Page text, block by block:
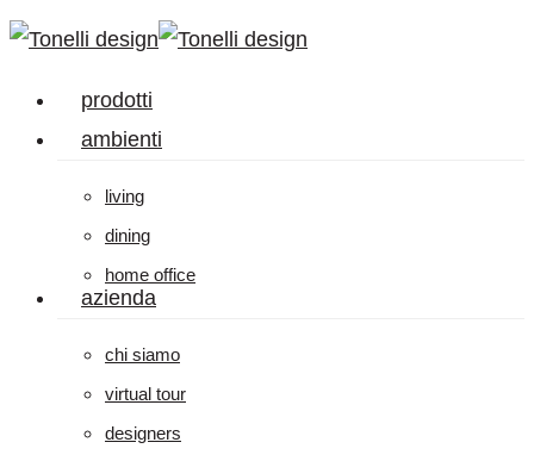
Menu
prodotti
ambienti
living
dining
home office
azienda
chi siamo
virtual tour
designers